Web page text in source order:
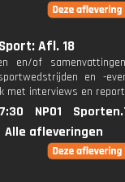
Afl. 18
en/of
en -
met interviews en
NPO1
Alle afleveringen